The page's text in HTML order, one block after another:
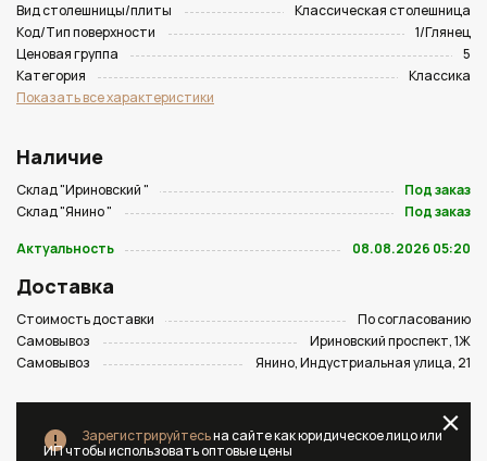
Вид столешницы/плиты
Классическая столешница
Код/Тип поверхности
1/Глянец
Ценовая группа
5
Категория
Классика
Показать все характеристики
Наличие
Склад "Ириновский "
Под заказ
Склад "Янино "
Под заказ
Актуальность
08.08.2026 05:20
Доставка
Стоимость доставки
По согласованию
Самовывоз
Ириновский проспект, 1Ж
Самовывоз
Янино, Индустриальная улица, 21
Зарегистрируйтесьна сайте как юридическое лицо или
ИП чтобы использовать оптовые цены